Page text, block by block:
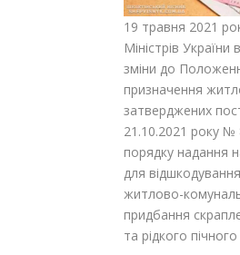
19 травня 2021
Міністрів
зміни до
призначення
затверджених
21.10.2021 року
порядку надання
для
житлово-
придбання
та рідкого